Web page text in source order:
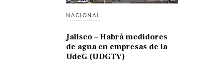
NACIONAL
Jalisco – Habrá medidores
de agua en empresas de la
UdeG (UDGTV)